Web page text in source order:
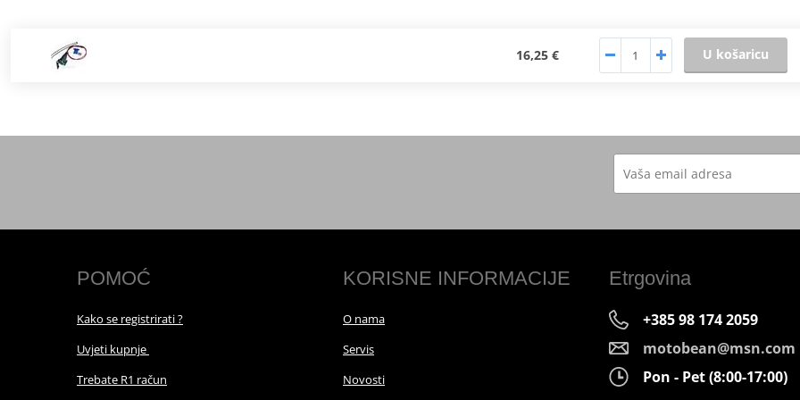
16,25 € U košaricu
POMOĆ
Kako se registrirati ?
Uvjeti kupnje
Trebate R1 račun
KORISNE INFORMACIJE
O nama
Servis
Novosti
Etrgovina
+385 98 174 2059
motobean@msn.com
Pon - Pet (8:00-17:00)